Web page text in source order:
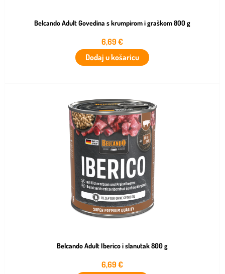
Belcando Adult Govedina s krumpirom i graškom 800 g
6,69€
Dodaj u košaricu
Belcando Adult Iberico i slanutak 800 g
6,69€